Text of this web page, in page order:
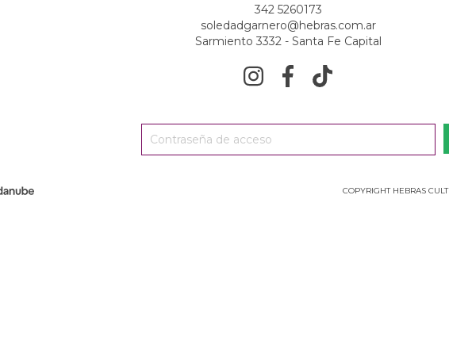
342 5260173
soledadgarnero@hebras.com.ar
Sarmiento 3332 - Santa Fe Capital
COPYRIGHT HEBRAS